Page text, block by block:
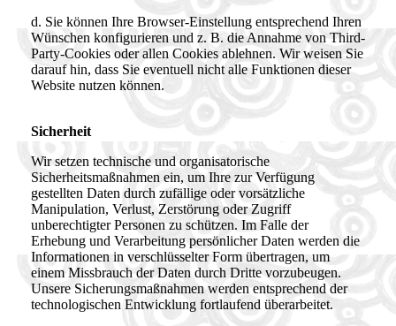
d. Sie können Ihre Browser-Einstellung entsprechend Ihren
Wünschen konfigurieren und z. B. die Annahme von Third-
Party-Cookies oder allen Cookies ablehnen. Wir weisen Sie
darauf hin, dass Sie eventuell nicht alle Funktionen dieser
Website nutzen können.
Sicherheit
Wir setzen technische und organisatorische
Sicherheitsmaßnahmen ein, um Ihre zur Verfügung
gestellten Daten durch zufällige oder vorsätzliche
Manipulation, Verlust, Zerstörung oder Zugriff
unberechtigter Personen zu schützen. Im Falle der
Erhebung und Verarbeitung persönlicher Daten werden die
Informationen in verschlüsselter Form übertragen, um
einem Missbrauch der Daten durch Dritte vorzubeugen.
Unsere Sicherungsmaßnahmen werden entsprechend der
technologischen Entwicklung fortlaufend überarbeitet.